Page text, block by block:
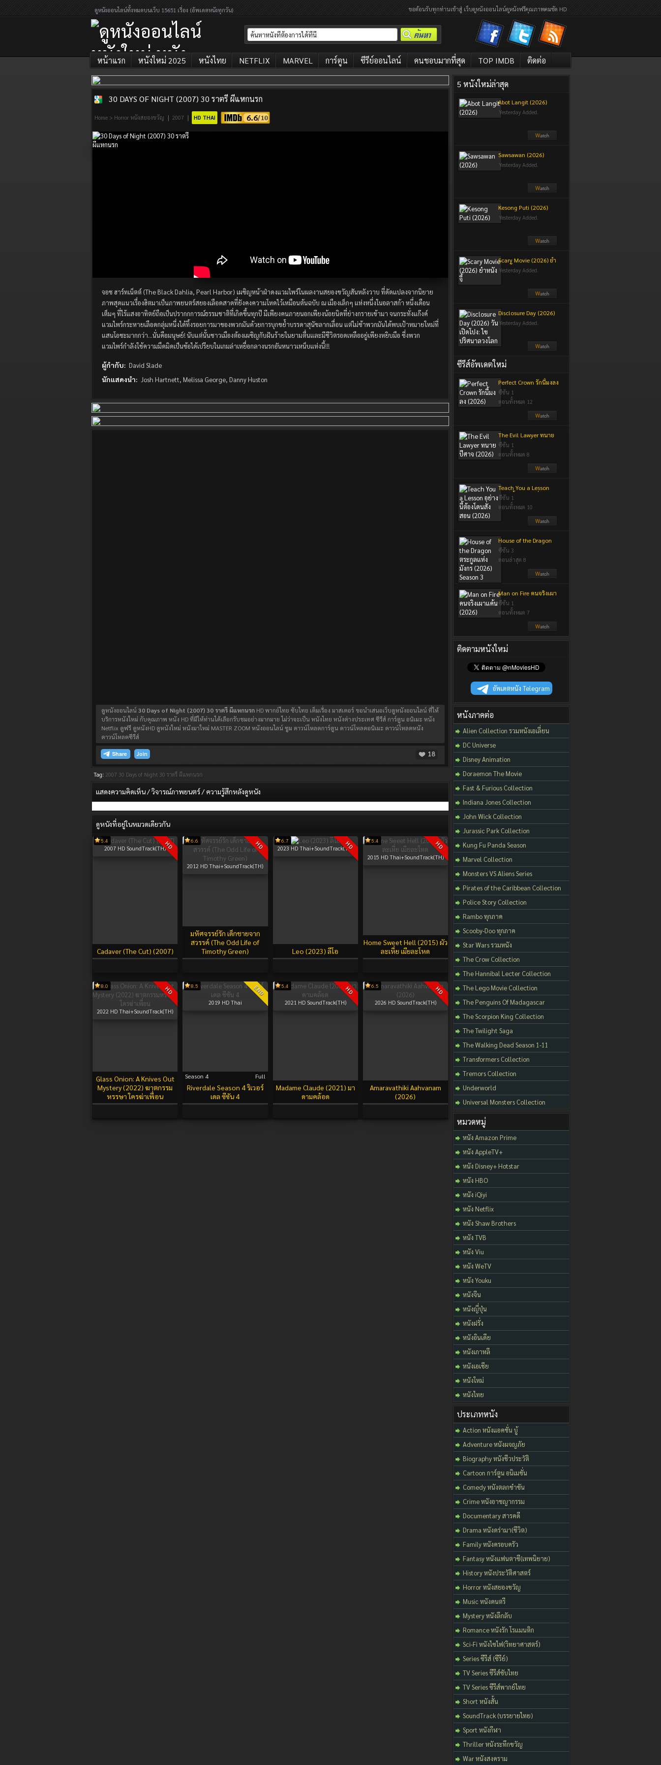
ดูหนังออนไลน์ทั้งหมดบนเว็บ 15651 เรื่อง (อัพเดตหนังทุกวัน) ขอต้อนรับทุกท่านเข้าสู่ เว็บดูหนังออนไลน์ดูหนังฟรีคุณภาพคมชัด HD
ดูหนังออนไลน์
หนังใหม่ หนัง
หน้าแรก หนังใหม่ 2025 หนังไทย NETFLIX MARVEL การ์ตูน ซีรีย์ออนไลน์ คนชอบมากที่สุด TOP IMDB ติดต่อ
30 DAYS OF NIGHT (2007) 30 ราตรี ผีแหกนรก
Home > Horror หนังสยองขวัญ | 2007 | HD THAI 6.6
จอช ฮาร์ทเน็ตต์ (The Black Dahlia, Pearl Harbor) เผชิญหน้าฝ่าดงแวมไพร์ในผลงานสยองขวัญสันหลังวาบ ที่ดัดแปลงจากนิยาย
ภาพสุดแนวเรื่องฮิตมาเป็นภาพยนตร์สยองเลือดสาดที่ยังคงความโหดไว้เหมือนต้นฉบับ ณ เมืองเล็กๆ แห่งหนึ่งในอลาสก้า หนึ่งเดือน
เต็มๆ ที่ไร้แสงอาทิตย์ถือเป็นปรากกการณ์ธรรมชาติที่เกิดขึ้นทุกปี มีเพียงคนภายนอกเพียงน้อยนิดที่ย่างกรายเข้ามา จนกระทั่งแก๊งค์
แวมไพร์กระหายเลือดกลุ่มหนึ่งได้ทิ้งรอยการมาของพวกมันด้วยการบุกขย้ำบรรดาสุนัขลากเลื่อน แต่ไม่ช้าพวกมันได้พบเป้าหมายใหม่ที่
แสนโอชะมากกว่า…นั่นคือมนุษย์! นับแต่นั้นชาวเมืองต้องเผชิญกับฝันร้ายในยามตื่นและมีชีวิตรอดเหลืออยู่เพียงหยิบมือ ซึ่งพวก
แวมไพร์กำลังใช้ความมืดมิดเป็นข้อได้เปรียบในเกมล่าเหยื่อกลางนรกอันหนาวเหน็บแห่งนี้!!!
ผู้กำกับ: David Slade
นักแสดงนำ: Josh Hartnett, Melissa George, Danny Huston
ดูหนังออนไลน์30 Days of Night (2007) 30 ราตรี ผีแหกนรก HD พากย์ไทย ซับไทย เต็มเรื่อง มาสเตอร์ ขอนำเสนอเว็บดูหนังออนไลน์ ที่ให้
บริการหนังใหม่ กับคุณภาพ หนัง HD ที่มีให้ท่านได้เลือกรับชมอย่างมากมาย ไม่ว่าจะเป็น หนังไทย หนังต่างประเทศ ซีรีส์ การ์ตูน อนิเมะ หนัง
Netflix ดูฟรี ดูหนังHD ดูหนังใหม่ หนังมาใหม่ MASTER ZOOM หนังออนไลน์ ซูม ดาวน์โหลดการ์ตูน ดาวน์โหลดอนิเมะ ดาวน์โหลดหนัง
ดาวน์โหลดซีรีส์
Join 18
Tag: 2007 30 Days of Night 30 ราตรี ผีแหกนรก
แสดงความคิดเห็น / วิจารณ์ภาพยนตร์ / ความรู้สึกหลังดูหนัง
ดูหนังที่อยู่ในหมวดเดียวกัน
5.4 HD
Cadaver (The Cut) (2007)
2007 HD SoundTrack(TH)
6.6 HD
มหัศจรรย์รัก เด็กชายจาก
สวรรค์ (The Odd Life of
Timothy Green)
2012 HD Thai+SoundTrack(TH)
6.7 HD
Leo (2023) ลีโอ
2023 HD Thai+SoundTrack(TH)
5.4 HD
Home Sweet Hell (2015) ผัว
ละเหี่ย เมียละโหด
2015 HD Thai+SoundTrack(TH)
8.0 HD
Glass Onion: A Knives Out
Mystery (2022) ฆาตกรรม
หรรษา ใครฆ่าเพื่อน
2022 HD Thai+SoundTrack(TH)
8.5 END
Season 4 Full
Riverdale Season 4 ริเวอร์
เดล ซีซัน 4
2019 HD Thai
5.4 HD
Madame Claude (2021) มา
ดามคล้อด
2021HD SoundTrack(TH)
6.5 HD
Amaravathiki Aahvanam
(2026)
2026 HD SoundTrack(TH)
5 หนังใหม่ล่าสุด
Abot Langit (2026)
Yesterday Added.
Sawsawan (2026)
Yesterday Added.
Kesong Puti (2026)
Yesterday Added.
Scary Movie (2026) ยำ
หนังจี้
Yesterday Added.
Disclosure Day (2026)
วันเปิดโปง: ไขปริศนา
Yesterday Added.
ซีรีส์อัพเดตใหม่
Perfect Crown รักนี้มงลง
(2026)
ซีซัน 1
ตอนทั้งหมด 12
The Evil Lawyer ทนาย
ปีศาจ (2026)
ซีซัน 1
ตอนทั้งหมด 8
Teach You a Lesson
อย่างนี้ต้องโดนสั่งสอน
(2026)
ซีซัน 1
ตอนทั้งหมด 10
House of the Dragon
ตระกูลแห่งมังกร (2026)
Season 3
ซีซัน 3
ตอนล่าสุด 8
Man on Fire คนจริงเผา
แค้น (2026)
ซีซัน 1
ตอนทั้งหมด 7
ติดตามหนังใหม่
อัพเดตหนัง Telegram
หนังภาคต่อ
Alien Collection รวมหนังเอเลี่ยน
DC Universe
Disney Animation
Doraemon The Movie
Fast & Furious Collection
Indiana Jones Collection
John Wick Collection
Jurassic Park Collection
Kung Fu Panda Season
Marvel Collection
Monsters VS Aliens Series
Pirates of the Caribbean Collection
Police Story Collection
Rambo ทุกภาค
Scooby-Doo ทุกภาค
Star Wars รวมหนัง
The Crow Collection
The Hannibal Lecter Collection
The Lego Movie Collection
The Penguins Of Madagascar
The Scorpion King Collection
The Twilight Saga
The Walking Dead Season 1-11
Transformers Collection
Tremors Collection
Underworld
Universal Monsters Collection
หมวดหมู่
หนัง Amazon Prime
หนัง AppleTV+
หนัง Disney+ Hotstar
หนัง HBO
หนัง iQiyi
หนัง Netflix
หนัง Shaw Brothers
หนัง TVB
หนัง Viu
หนัง WeTV
หนัง Youku
หนังจีน
หนังญี่ปุ่น
หนังฝรั่ง
หนังอินเดีย
หนังเกาหลี
หนังเอเชีย
หนังใหม่
หนังไทย
ประเภทหนัง
Action หนังแอคชั่น บู้
Adventure หนังผจญภัย
Biography หนังชีวประวัติ
Cartoon การ์ตูน อนิเมชั่น
Comedy หนังตลกขำขัน
Crime หนังอาชญากรรม
Documentary สารคดี
Drama หนังดร่ามา(ชีวิต)
Family หนังครอบครัว
Fantasy หนังแฟนตาซี(เทพนิยาย)
History หนังประวัติศาสตร์
Horror หนังสยองขวัญ
Music หนังดนตรี
Mystery หนังลึกลับ
Romance หนังรัก โรแมนติก
Sci-Fi หนังไซไฟ(วิทยาศาสตร์)
Series ซีรีส์ (ซีรีย์)
TV Series ซีรีส์ซับไทย
TV Series ซีรีส์พากย์ไทย
Short หนังสั้น
SoundTrack (บรรยายไทย)
Sport หนังกีฬา
Thriller หนังระทึกขวัญ
War หนังสงคราม